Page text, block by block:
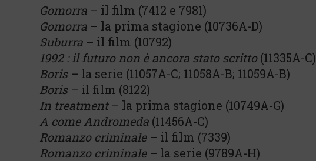
Gomorra – il film (7412 e 7981)
Gomorra – la prima stagione (10736A-D)
Suburra – il film (10792)
1992 : il futuro non è ancora stato scritto(11335A-C)
Boris– la serie (11057A-C; 11058A-B; 11059A-B)
Boris– il film (8122)
In treatment– la prima stagione (10749A-G)
A come Andromeda (11456A-C)
Romanzo criminale– il film (7339)
Romanzo criminale– la serie (9789A-H)